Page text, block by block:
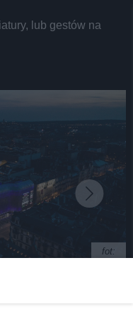
lub gestów na
fot:
warunek